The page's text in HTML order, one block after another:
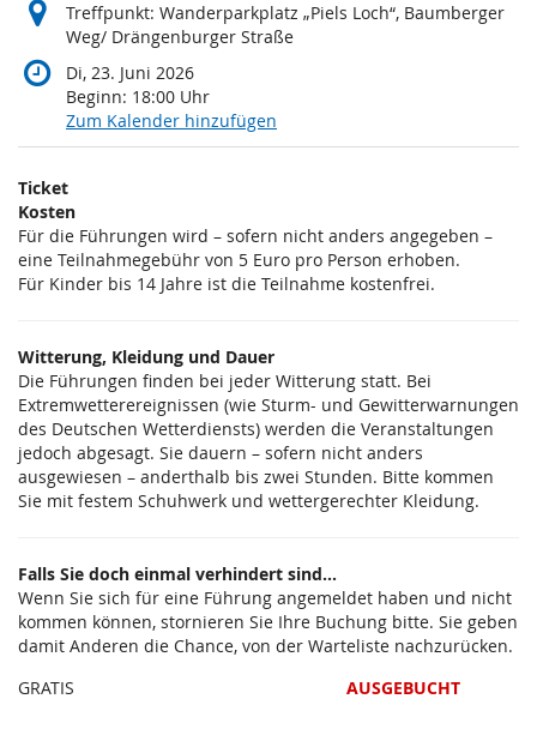
Treffpunkt: Wanderparkplatz „Piels Loch“, Baumberger
Weg/ Drängenburger Straße
Di, 23. Juni 2026
Beginn: 18:00 Uhr
Zum Kalender hinzufügen
Produkte
Unkategorisierte
Produkte
Ticket
Kosten
Für die Führungen wird – sofern nicht anders angegeben –
eine Teilnahmegebühr von 5 Euro pro Person erhoben.
Für Kinder bis 14 Jahre ist die Teilnahme kostenfrei.
Witterung, Kleidung und Dauer
Die Führungen finden bei jeder Witterung statt. Bei
Extremwetterereignissen (wie Sturm- und Gewitterwarnungen
des Deutschen Wetterdiensts) werden die Veranstaltungen
jedoch abgesagt. Sie dauern – sofern nicht anders
ausgewiesen – anderthalb bis zwei Stunden. Bitte kommen
Sie mit festem Schuhwerk und wettergerechter Kleidung.
Falls Sie doch einmal verhindert sind...
Wenn Sie sich für eine Führung angemeldet haben und nicht
kommen können, stornieren Sie Ihre Buchung bitte. Sie geben
damit Anderen die Chance, von der Warteliste nachzurücken.
GRATIS
AUSGEBUCHT